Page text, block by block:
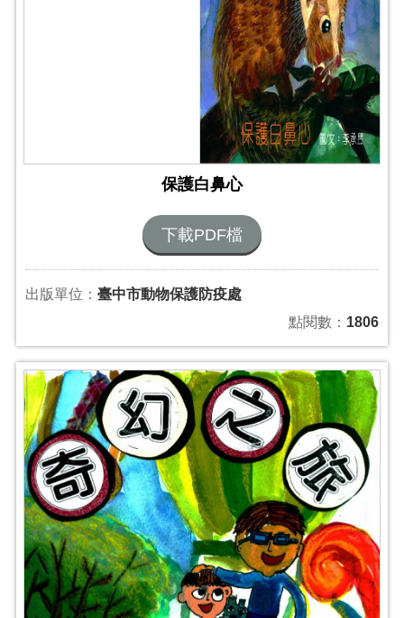
保護白鼻心
下載PDF檔
出版單位： 臺中市動物保護防疫處
點閱數： 1806